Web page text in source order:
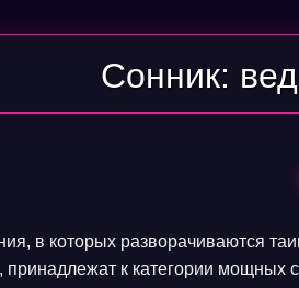
Сонник:
в которых разворачиваются
принадлежат к категории мощных